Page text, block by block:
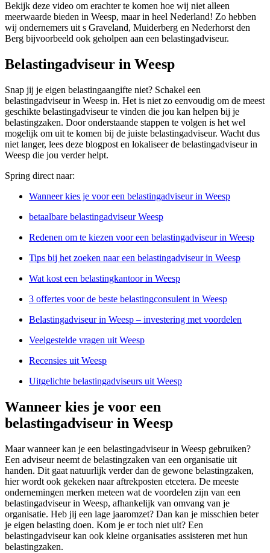
Bekijk deze video om erachter te komen hoe wij niet alleen
meerwaarde bieden in Weesp, maar in heel Nederland! Zo hebben
wij ondernemers uit s Graveland, Muiderberg en Nederhorst den
Berg bijvoorbeeld ook geholpen aan een belastingadviseur.
Belastingadviseur in Weesp
Snap jij je eigen belastingaangifte niet? Schakel een
belastingadviseur in Weesp in. Het is niet zo eenvoudig om de meest
geschikte belastingadviseur te vinden die jou kan helpen bij je
belastingzaken. Door onderstaande stappen te volgen is het wel
mogelijk om uit te komen bij de juiste belastingadviseur. Wacht dus
niet langer, lees deze blogpost en lokaliseer de belastingadviseur in
Weesp die jou verder helpt.
Spring direct naar:
Wanneer kies je voor een belastingadviseur in Weesp
betaalbare belastingadviseur Weesp
Redenen om te kiezen voor een belastingadviseur in Weesp
Tips bij het zoeken naar een belastingadviseur in Weesp
Wat kost een belastingkantoor in Weesp
3 offertes voor de beste belastingconsulent in Weesp
Belastingadviseur in Weesp – investering met voordelen
Veelgestelde vragen uit Weesp
Recensies uit Weesp
Uitgelichte belastingadviseurs uit Weesp
Wanneer kies je voor een
belastingadviseur in Weesp
Maar wanneer kan je een belastingadviseur in Weesp gebruiken?
Een adviseur neemt de belastingzaken van een organisatie uit
handen. Dit gaat natuurlijk verder dan de gewone belastingzaken,
hier wordt ook gekeken naar aftrekposten etcetera. De meeste
ondernemingen merken meteen wat de voordelen zijn van een
belastingadviseur in Weesp, afhankelijk van omvang van je
organisatie. Heb jij een lage jaaromzet? Dan kan je misschien beter
je eigen belasting doen. Kom je er toch niet uit? Een
belastingadviseur kan ook kleine organisaties assisteren met hun
belastingzaken.